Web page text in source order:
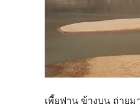
เพี้ยฟาน ข้างบน ถ่ายม